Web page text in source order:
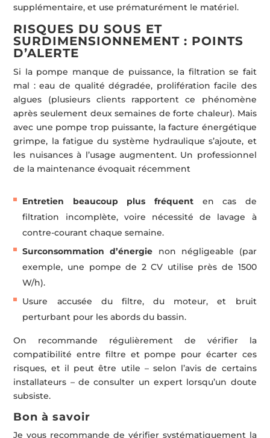
supplémentaire, et use prématurément le matériel.
RISQUES DU SOUS ET
SURDIMENSIONNEMENT : POINTS
D’ALERTE
Si la pompe manque de puissance, la filtration se fait
mal : eau de qualité dégradée, prolifération facile des
algues (plusieurs clients rapportent ce phénomène
après seulement deux semaines de forte chaleur). Mais
avec une pompe trop puissante, la facture énergétique
grimpe, la fatigue du système hydraulique s’ajoute, et
les nuisances à l’usage augmentent. Un professionnel
de la maintenance évoquait récemment
Entretien beaucoup plus fréquent en cas de
filtration incomplète, voire nécessité de lavage à
contre-courant chaque semaine.
Surconsommation d’énergie non négligeable (par
exemple, une pompe de 2 CV utilise près de 1500
W/h).
Usure accusée du filtre, du moteur, et bruit
perturbant pour les abords du bassin.
On recommande régulièrement de vérifier la
compatibilité entre filtre et pompe pour écarter ces
risques, et il peut être utile – selon l’avis de certains
installateurs – de consulter un expert lorsqu’un doute
subsiste.
Bon à savoir
Je vous recommande de vérifier systématiquement la